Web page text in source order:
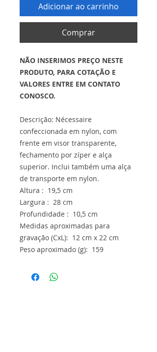
Adicionar ao carrinho
Comprar
NÃO INSERIMOS PREÇO NESTE
PRODUTO, PARA COTAÇÃO E
VALORES ENTRE EM CONTATO
CONOSCO.
Descrição: Nécessaire
confeccionada em nylon, com
frente em visor transparente,
fechamento por zíper e alça
superior. Inclui também uma alça
de transporte em nylon.
Altura : 19,5 cm
Largura : 28 cm
Profundidade : 10,5 cm
Medidas aproximadas para
gravação (CxL): 12 cm x 22 cm
Peso aproximado (g): 159